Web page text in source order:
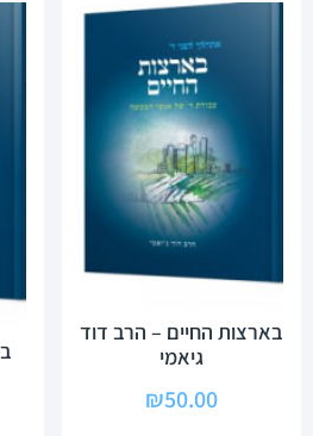
בארצות החיים – הרב דוד
גיאמי
₪50.00